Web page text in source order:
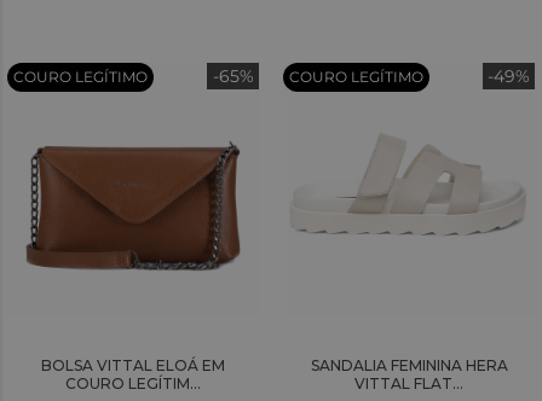
-65%
COURO LEGÍTIMO
BOLSA VITTAL ELOÁ EM
COURO LEGÍTIM...
-49%
COURO LEGÍTIMO
SANDALIA FEMININA HERA
VITTAL FLAT...